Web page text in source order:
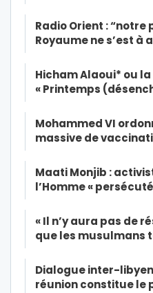
Radio Orient :
Royaume ne s’est à
Hicham Alaoui* ou
« Printemps
Mohammed VI
massive de
Maati Monjib :
l’Homme «
« Il n’y aura pas de
que les musulmans
Dialogue inter-
réunion constitue le